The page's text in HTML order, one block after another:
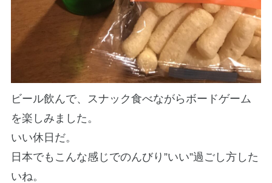
ビール飲んで、スナック食べながらボードゲーム
を楽しみました。
いい休日だ。
日本でもこんな感じでのんびり”いい”過ごし方した
いね。